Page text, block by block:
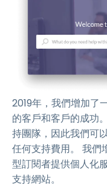
2019年，我們增加了
的客戶和客戶的成功
持團隊，因此我們可
任何支持費用。 我們
型訂閱者提供個人化
支持網站。